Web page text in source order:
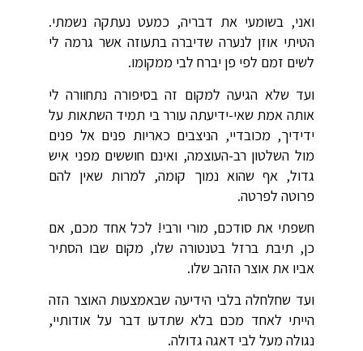
ואני, בשומעי את דבריה, כמעט נעתקה נשמתי.
הטיתי אוזן לנערה שדיברה בתעוזה אשר גרמה לי
לשים זמם לפי פן יברח לבי ממקומו.
ועד שלא הגיעה למקום זה בסיפורה נתחוורה לי
אותה אמת שאי-ידיעתה עורר בי תמיד השתאות על
ידידיך, מכובדיי, הניצבים כאריות פנים אל פנים
מול השלטון רב-העוצמה, ואינם חוששים מפני איש
גדול, אף שהוא נמוך קומה, למרות שאין להם
פרוטה לפרטה.
חשפתי את סודכם, מורי ורבי! לכל אחד מכם, אם
כן, תיבת ברזל בטנטורה שלו, מקום שבו הסתיר
אביו את אוצר הזהב שלו.
ועד שחלחלה בלבי הידיעה שבאמצעות האוצר הזה
הייתי לאחד מכם בלא שתדעו דבר על אודותיי,
נגולה מעל לבי דאגה גדולה.